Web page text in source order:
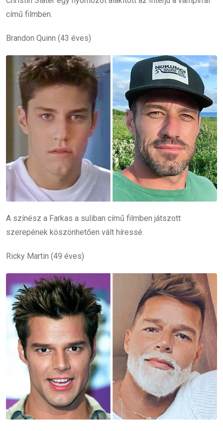
című filmben.
Brandon Quinn (43 éves)
A színész a Farkas a suliban című filmben játszott
szerepének köszönhetően vált híressé.
Ricky Martin (49 éves)